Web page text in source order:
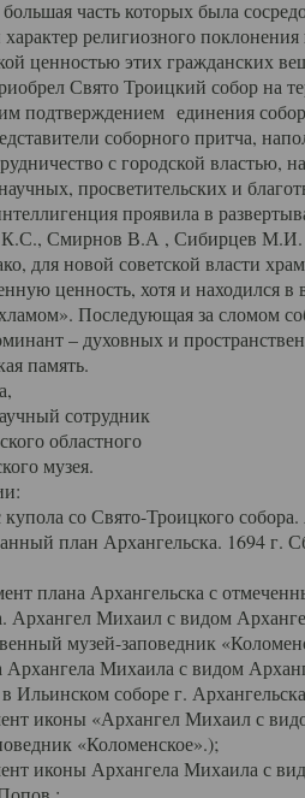
часть которых была
религиозного
ценностью этих гражданских
Свято Троицкий собор на
единения
соборного притча,
с городской властью,
просветительских и
проявила в
Смирнов В.А , Сибирцев М.И.
новой советской власти
ценность, хотя и находился
Последующая за сломом
– духовных и
память.
сотрудник
областного
музея.
со Свято-Троицкого собора.
план Архангельска. 1694 г.
плана Архангельска с
Михаил с видом
музей-заповедник
Михаила с видом
Ильинском соборе г.
иконы «Архангел Михаил с
«Коломенское».);
иконы Архангела Михаила с